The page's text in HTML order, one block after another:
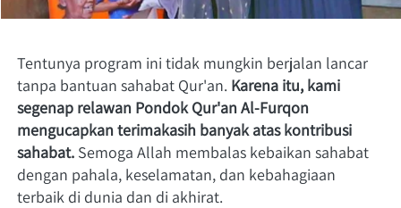
Tentunya program ini tidak mungkin berjalan lancar
tanpa bantuan sahabat Qur'an. Karena itu, kami
segenap relawan Pondok Qur'an Al-Furqon
mengucapkan terimakasih banyak atas kontribusi
sahabat. Semoga Allah membalas kebaikan sahabat
dengan pahala, keselamatan, dan kebahagiaan
terbaik di dunia dan di akhirat.